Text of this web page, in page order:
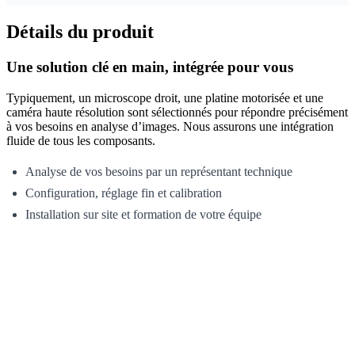
Détails du produit
Une solution clé en main, intégrée pour vous
Typiquement, un microscope droit, une platine motorisée et une
caméra haute résolution sont sélectionnés pour répondre précisément
à vos besoins en analyse d’images. Nous assurons une intégration
fluide de tous les composants.
Analyse de vos besoins par un représentant technique
Configuration, réglage fin et calibration
Installation sur site et formation de votre équipe